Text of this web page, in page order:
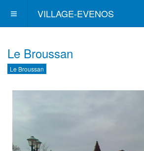
VILLAGE-EVENOS
Le Broussan
Le Broussan